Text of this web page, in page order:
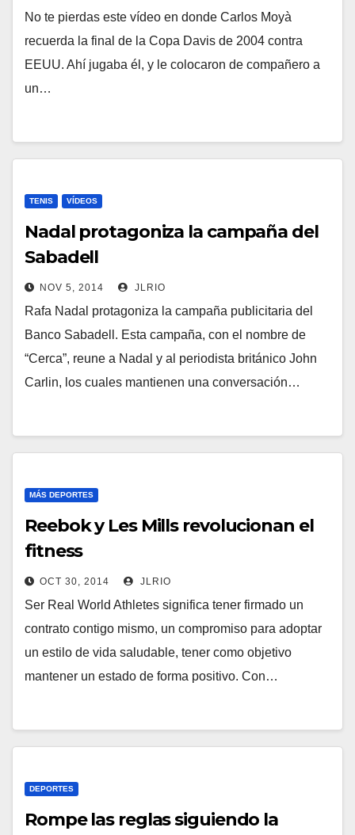
No te pierdas este vídeo en donde Carlos Moyà
recuerda la final de la Copa Davis de 2004 contra
EEUU. Ahí jugaba él, y le colocaron de compañero a
un…
TENIS VÍDEOS
Nadal protagoniza la campaña del
Sabadell
NOV 5, 2014 JLRIO
Rafa Nadal protagoniza la campaña publicitaria del
Banco Sabadell. Esta campaña, con el nombre de
“Cerca”, reune a Nadal y al periodista británico John
Carlin, los cuales mantienen una conversación…
MÁS DEPORTES
Reebok y Les Mills revolucionan el
fitness
OCT 30, 2014 JLRIO
Ser Real World Athletes significa tener firmado un
contrato contigo mismo, un compromiso para adoptar
un estilo de vida saludable, tener como objetivo
mantener un estado de forma positivo. Con…
DEPORTES
Rompe las reglas siguiendo la